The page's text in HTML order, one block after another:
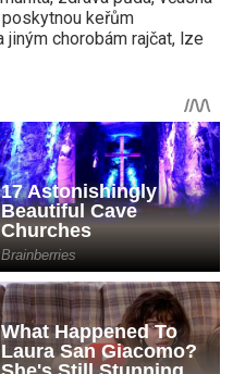
keřům
chorobám rajčat, lze